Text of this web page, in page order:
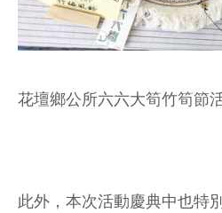
花壇鄉公所六六大筍竹筍節
此外，本次活動慶典中也特